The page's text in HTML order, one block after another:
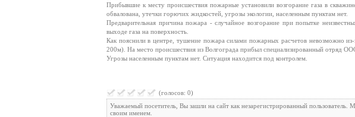
Прибывшие к месту происшествия пожарные установили возгорание газа в
обвалована, утечки горючих жидкостей, угрозы экологии, населенным пунктам нет.
Предварительная причина пожара - случайное возгорание при попытке
выходе газа на поверхность.
Как пояснили в центре, тушение пожара силами пожарных расчетов невозможно
200м). На место происшествия из Волгограда прибыл специализированный отряд
Угрозы населенным пунктам нет. Ситуация находится под контролем.
(голосов: 0)
Уважаемый посетитель, Вы зашли на сайт как незарегистрированный
своим именем.